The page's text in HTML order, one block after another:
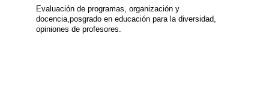
Evaluación de programas, organización y
docencia,posgrado en educación para la diversidad,
opiniones de profesores.